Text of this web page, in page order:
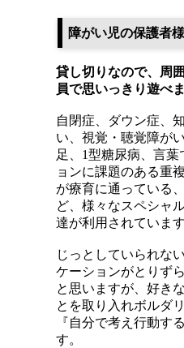
障がい児の保護者
貸し切りなので、周
員で思いっきり遊べ
自閉症、
ダウン症、
い、視覚・聴覚障が
足、1型糖尿病、言
ョンに課題のある重
が療育に通っている
ど、様々なスペシャ
達が利用されています
じっとしていられな
ケーションがとりず
と思いますが、好き
とを取り入れボルダ
『自分で考え行動す
す。